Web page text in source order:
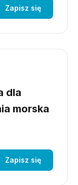
Zapisz się
dla
morska
Zapisz się